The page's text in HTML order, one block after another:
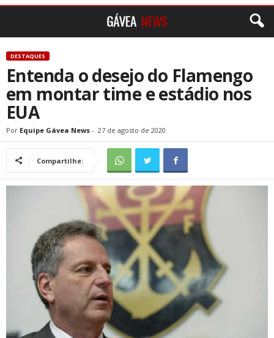
DESTAQUES
Entenda o desejo do Flamengo
em montar time e estádio nos
EUA
Por Equipe Gávea News - 27 de agosto de 2020
Compartilhe: